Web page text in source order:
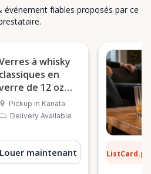
événement fiables proposés par ce
à whisky
classiques en
de 12 oz
(sélection par
Pickup in Kanata
Delivery Available
jour
Louer maintenant0,10 $